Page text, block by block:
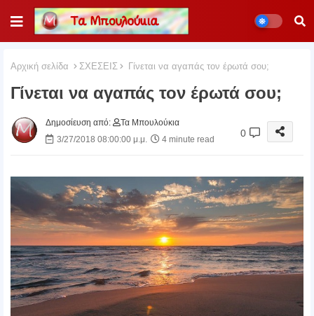
Αρχική σελίδα ΣΧΕΣΕΙΣ Γίνεται να αγαπάς τον έρωτά σου;
Γίνεται να αγαπάς τον έρωτά σου;
Δημοσίευση από:
Τα Μπουλούκια
3/27/2018 08:00:00 μ.μ.
4 minute read
0